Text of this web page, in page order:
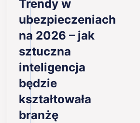
Trendy w
ubezpieczeniach
na 2026 – jak
sztuczna
inteligencja
będzie
kształtowała
branżę